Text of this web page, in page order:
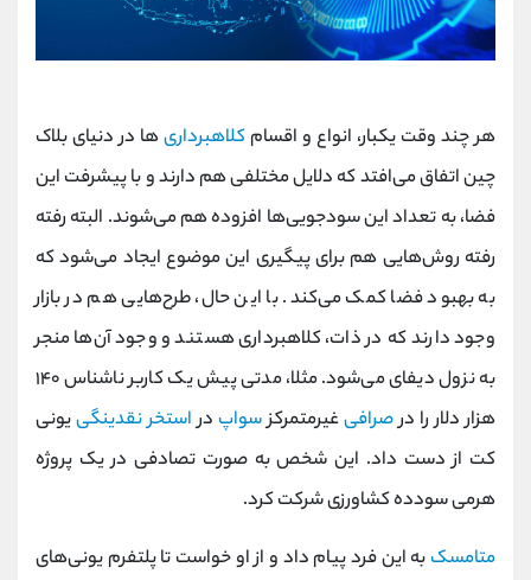
هر چند وقت یکبار، انواع و اقسام کلاهبرداری‌ها در دنیای بلاک
چین اتفاق می‌افتد که دلایل مختلفی هم دارند و با پیشرفت این
فضا، به تعداد این سودجویی‌ها افزوده هم می‌شوند. البته رفته
رفته روش‌هایی هم برای پیگیری این موضوع ایجاد می‌شود که
به بهبود فضا کمک می‌کند. با این حال، طرح‌هایی هم در بازار
وجود دارند که در ذات، کلاهبرداری هستند و وجود آن‌ها منجر
به نزول دیفای می‌شود. مثلا، مدتی پیش یک کاربر ناشناس ۱۴۰
هزار دلار را درصرافیغیرمتمرکزسواپ دراستخر نقدینگییونی
کت از دست داد. این شخص به صورت تصادفی در یک پروژه
هرمی سودده کشاورزی شرکت کرد.
متامسک به این فرد پیام داد و از او خواست تا پلتفرم یونی‌های